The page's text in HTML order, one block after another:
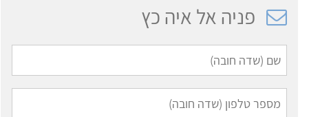
פניה אל איה כץ